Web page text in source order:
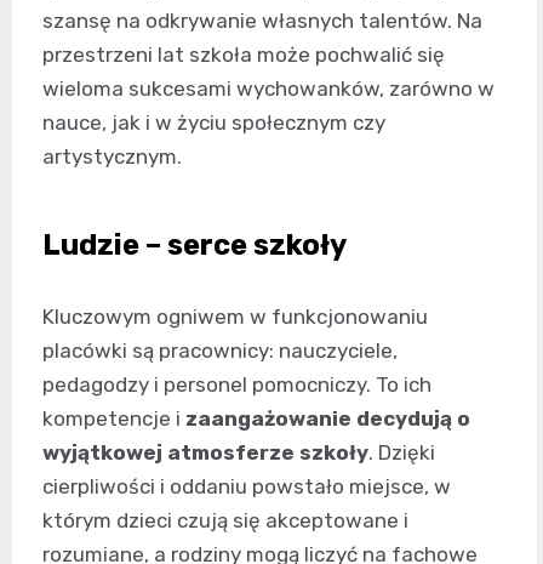
szansę na odkrywanie własnych talentów. Na
przestrzeni lat szkoła może pochwalić się
wieloma sukcesami wychowanków, zarówno w
nauce, jak i w życiu społecznym czy
artystycznym.
Ludzie – serce szkoły
Kluczowym ogniwem w funkcjonowaniu
placówki są pracownicy: nauczyciele,
pedagodzy i personel pomocniczy. To ich
kompetencje i zaangażowanie decydują o
wyjątkowej atmosferze szkoły. Dzięki
cierpliwości i oddaniu powstało miejsce, w
którym dzieci czują się akceptowane i
rozumiane, a rodziny mogą liczyć na fachowe